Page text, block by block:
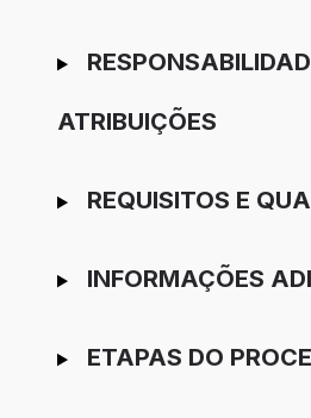
ATRIBUIÇÕES
REQUISITOS E
INFORMAÇÕES
ETAPAS DO